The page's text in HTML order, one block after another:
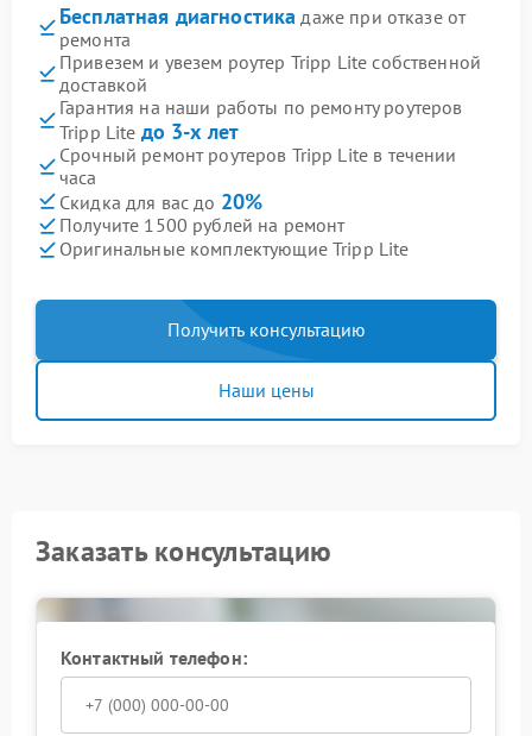
Бесплатная диагностика даже при отказе от
ремонта
Привезем и увезем роутер Tripp Lite собственной
доставкой
Гарантия на наши работы по ремонту роутеров
Tripp Lite до 3-х лет
Срочный ремонт роутеров Tripp Lite в течении
часа
Скидка для вас до 20%
Получите 1500 рублей на ремонт
Оригинальные комплектующие Tripp Lite
Получить консультацию
Наши цены
Заказать консультацию
Контактный телефон: